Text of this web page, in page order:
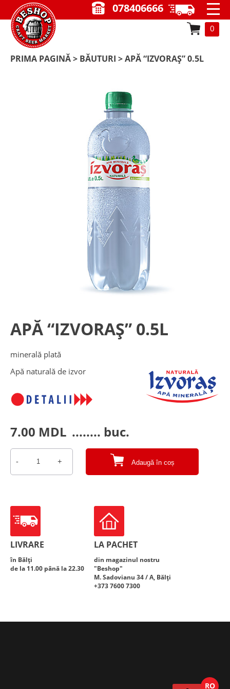
078406666
0
PRIMA PAGINĂ> BĂUTURI > APĂ “IZVORAȘ” 0.5L
APĂ “IZVORAȘ” 0.5L
minerală plată
Apă naturală de izvor
7.00 MDL ........ buc.
Cantitate
0.5L
- + Adaugă în coș
LIVRARE
în Bălți
de la 11.00 până la 22.30
LA PACHET
din magazinul nostru
"Beshop"
M. Sadovianu 34 / A, Bălți
+373 7600 7300